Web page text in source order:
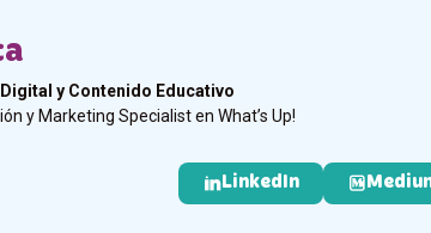
y Contenido Educativo
y Marketing Specialist en What’s Up!
LinkedIn